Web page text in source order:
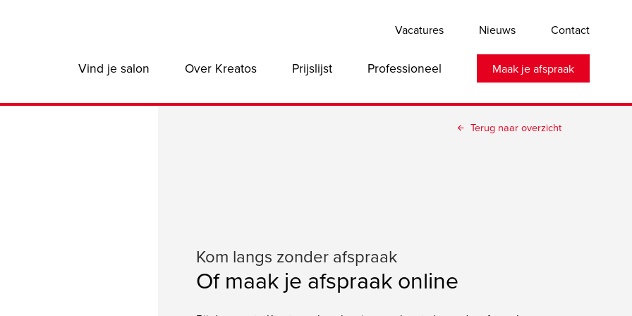
Vacatures Nieuws Contact
Main
Vind je salon Over Kreatos Prijslijst Professioneel Maak je afspraak
Terug naar overzicht
Kom langs zonder afspraak
Of maak je afspraak online